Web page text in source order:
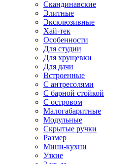
Скандинавские
Элитные
Эксклюзивные
Хай-тек
Особенности
Для студии
Для хрущевки
Для дачи
Встроенные
С антресолями
С барной стойкой
С островом
Малогабаритные
Модульные
Скрытые ручки
Размер
Мини-кухни
Узкие